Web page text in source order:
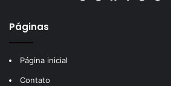
Páginas
Página inicial
Contato